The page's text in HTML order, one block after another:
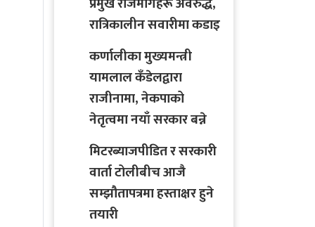
रात्रिकालीन सवारीमा कडाइ
कर्णालीका मुख्यमन्त्री
यामलाल कँडेलद्वारा
राजीनामा, नेकपाको
नेतृत्वमा नयाँ सरकार बन्ने
मिटरब्याजपीडित र सरकारी
वार्ता टोलीबीच आजै
सम्झौतापत्रमा हस्ताक्षर हुने
तयारी